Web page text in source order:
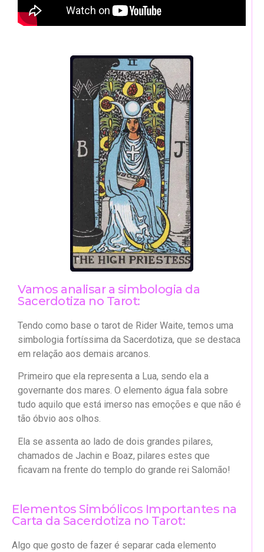
Vamos analisar a simbologia da
Sacerdotiza no Tarot:
Tendo como base o tarot de Rider Waite, temos uma
simbologia fortíssima da Sacerdotiza, que se destaca
em relação aos demais arcanos.
Primeiro que ela representa a Lua, sendo ela a
governante dos mares. O elemento água fala sobre
tudo aquilo que está imerso nas emoções e que não é
tão óbvio aos olhos.
Ela se assenta ao lado de dois grandes pilares,
chamados de Jachin e Boaz, pilares estes que
ficavam na frente do templo do grande rei Salomão!
Elementos Simbólicos Importantes na
Carta da Sacerdotiza no Tarot:
Algo que gosto de fazer é separar cada elemento